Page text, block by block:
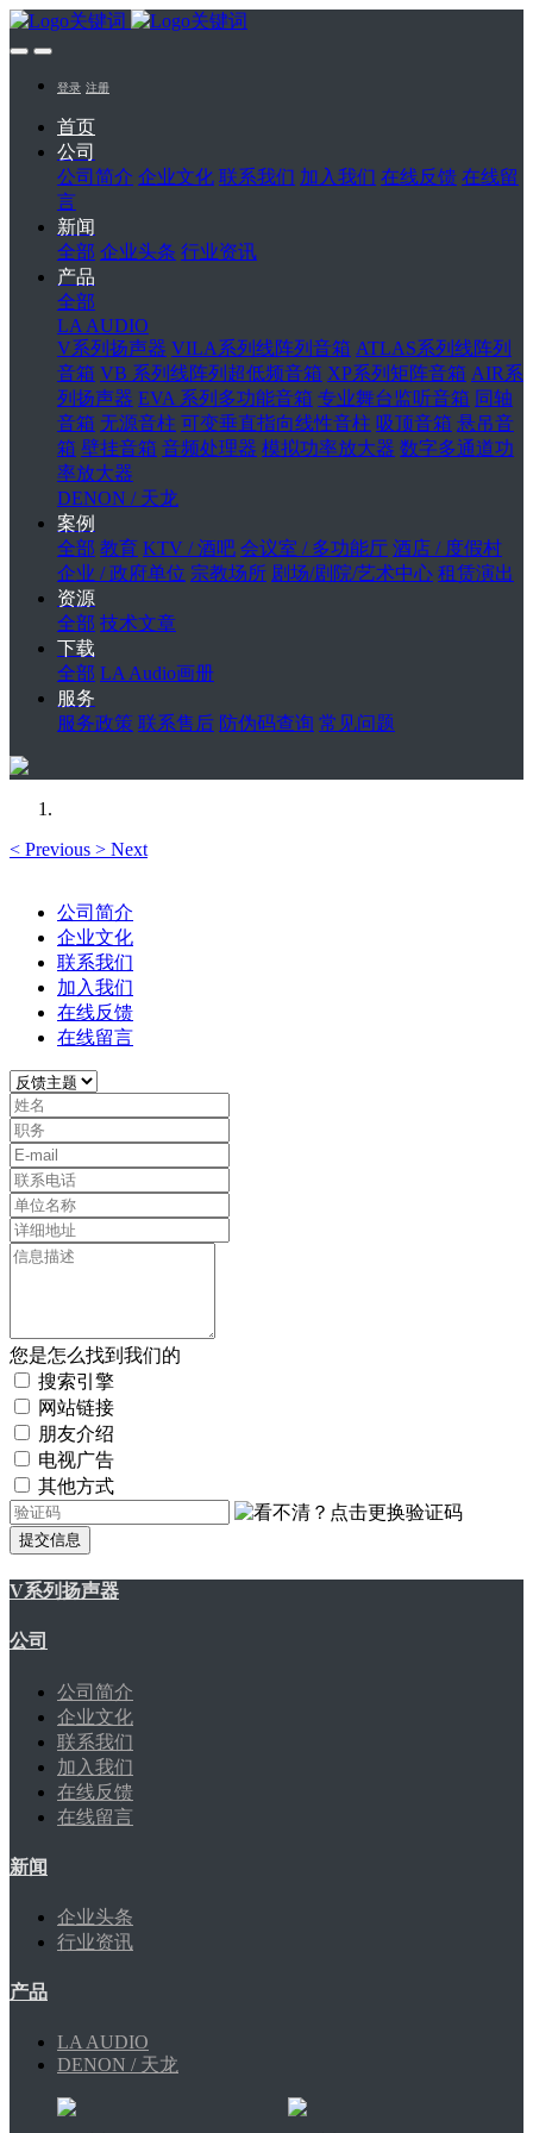
登录 注册
首页
公司
公司简介 企业文化 联系我们 加入我们 在线反馈 在线留
言
新闻
全部 企业头条 行业资讯
产品
全部
LA AUDIO
V系列扬声器 VILA系列线阵列音箱 ATLAS系列线阵列
音箱 VB 系列线阵列超低频音箱 XP系列矩阵音箱 AIR系
列扬声器 EVA 系列多功能音箱 专业舞台监听音箱 同轴
音箱 无源音柱 可变垂直指向线性音柱 吸顶音箱 悬吊音
箱 壁挂音箱 音频处理器 模拟功率放大器 数字多通道功
率放大器
DENON / 天龙
案例
全部 教育 KTV / 酒吧 会议室 / 多功能厅 酒店 / 度假村
企业 / 政府单位 宗教场所 剧场/剧院/艺术中心 租赁演出
资源
全部 技术文章
下载
全部 LA Audio画册
服务
服务政策 联系售后 防伪码查询 常见问题
< Previous > Next
公司简介
企业文化
联系我们
加入我们
在线反馈
在线留言
您是怎么找到我们的
搜索引擎
网站链接
朋友介绍
电视广告
其他方式
提交信息
V系列扬声器
公司
公司简介
企业文化
联系我们
加入我们
在线反馈
在线留言
新闻
企业头条
行业资讯
产品
LA AUDIO
DENON / 天龙